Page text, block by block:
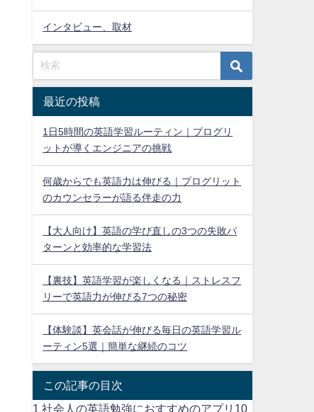
インタビュー、取材
最近の投稿
1日5時間の英語学習ルーティン｜プログリ
ットが導くエンジニアの挑戦
何歳からでも英語力は伸びる｜プログリット
のカウンセラーが語る伴走の力
【大人向け】英語の学び直しの3つの失敗パ
ターンと効率的な学習法
【裏技】英語学習が楽しくなる｜ストレスフ
リーで英語力が伸びる7つの秘密
【体験談】英会話が伸びる毎日の英語学習ル
ーティン5選｜簡単な継続のコツ
この記事の目次
1 社会人の英語勉強におすすめのアプリ10